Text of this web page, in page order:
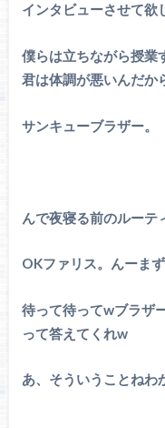
インタビューさせて欲
僕らは立ちながら授業
君は体調が悪いんだか
サンキューブラザー。
んで夜寝る前のルーテ
OKファリス。んーま
待って待ってwブラザ
って答えてくれw
あ、そういうことねわ